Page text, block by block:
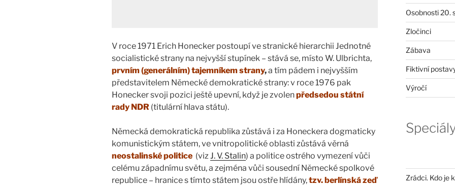
V roce 1971 Erich Honecker postoupí ve stranické hierarchii Jednotné
socialistické strany na nejvyšší stupínek – stává se, místo W. Ulbrichta,
prvním (generálním) tajemníkem strany,a tím pádem i nejvyšším
představitelem Německé demokratické strany: v roce 1976 pak
Honecker svoji pozici ještě upevní, když je zvolenpředsedou státní
rady NDR (titulární hlava státu).
Německá demokratická republika zůstává i za Honeckera dogmaticky
komunistickým státem, ve vnitropolitické oblasti zůstává věrná
neostalinské politice (vizJ. V. Stalin) a politice ostrého vymezení vůči
celému západnímu světu, a zejména vůči sousední Německé spolkové
republice – hranice s tímto státem jsou ostře hlídány,tzv. berlínská zeď
Osobnosti 20.
Zločinci
Zábava
Fiktivní
Výročí
Zrádci. Kdo je